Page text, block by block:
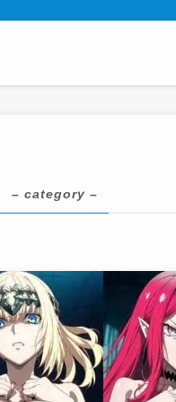
– category –